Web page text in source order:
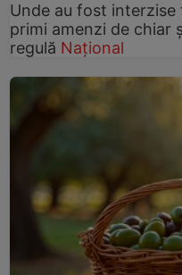
Unde au fost
primi amenzi de chiar
regulă Național